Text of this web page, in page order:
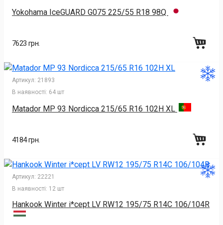
Yokohama IceGUARD G075 225/55 R18 98Q
7623 грн.
Артикул: 21893
В наявності: 64 шт
Matador MP 93 Nordicca 215/65 R16 102H XL
4184 грн.
Артикул: 22221
В наявності: 12 шт
Hankook Winter i*cept LV RW12 195/75 R14C 106/104R